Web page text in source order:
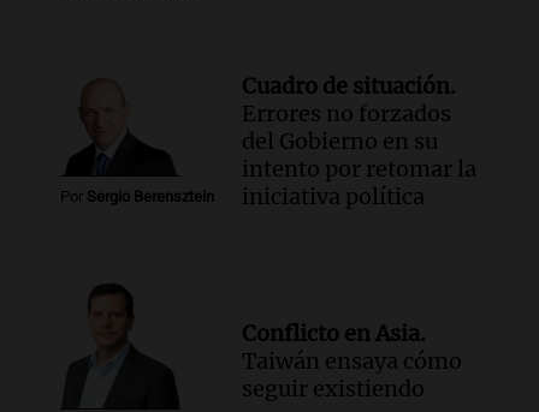
Por Sergio Berensztein
Cuadro de situación.
Errores no forzados
del Gobierno en su
intento por retomar la
iniciativa política
Conflicto en Asia.
Taiwán ensaya cómo
seguir existiendo